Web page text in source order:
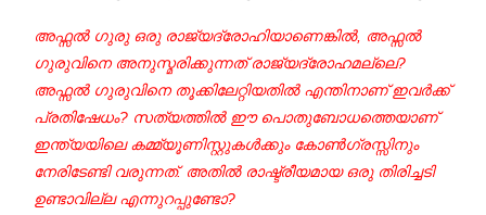
അഫ്സല്‍ ഗുരു ഒരു രാജ്യദ്രോഹിയാണെങ്കില്‍, അഫ്സല്‍
ഗുരുവിനെ അനുസ്മരിക്കുന്നത് രാജ്യദ്രോഹമല്ലെ?
അഫ്സല്‍ ഗുരുവിനെ തൂക്കിലേറ്റിയതില്‍ എന്തിനാണ് ഇവര്‍ക്ക്
പ്രതിഷേധം? സത്യത്തില്‍ ഈ പൊതുബോധത്തെയാണ്
ഇന്ത്യയിലെ കമ്മ്യൂണിസ്റ്റുകള്‍ക്കും കോണ്‍ഗ്രസ്സിനും
നേരിടേണ്ടി വരുന്നത്. അതില്‍ രാഷ്ട്രീയമായ ഒരു തിരിച്ചടി
ഉണ്ടാവില്ല എന്നുറപ്പുണ്ടോ?